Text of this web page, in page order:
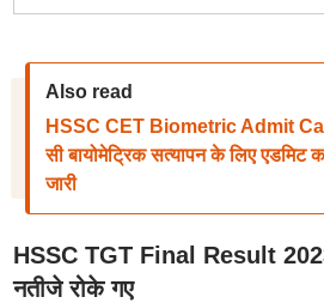
Also read
HSSC CET Biometric Admit
सी बायोमेट्रिक सत्यापन के लिए एडमिट
जारी
HSSC TGT Final Result
नतीजे रोके गए